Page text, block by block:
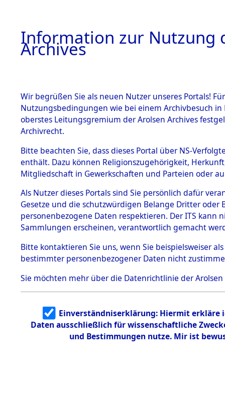
BESTÄNDE
1.
mente
5. Verschiedenes
5.3
Todesmärsche
5.3.1 Alliierte
Erhebungen
zu
Todesmärsch
en
5.3.2
Identifizierun
g
5.3.3
Todesmärsch
Information zur Nutzung
Archives
Wir begrüßen Sie als neuen Nutzer unseres Portals!
Nutzungsbedingungen wie bei einem Archivbesuch
oberstes Leitungsgremium der Arolsen Archives
Archivrecht.
Bitte beachten Sie, dass dieses Portal über NS-
enthält. Dazu können Religionszugehörigkeit,
Mitgliedschaft in Gewerkschaften und Parteien oder
Als Nutzer dieses Portals sind Sie persönlich dafür
Gesetze und die schutzwürdigen Belange Dritter
personenbezogene Daten respektieren. Der ITS
Sammlungen erscheinen, verantwortlich gemacht
Bitte kontaktieren Sie uns, wenn Sie beispielsweiser
bestimmter personenbezogener Daten nicht
Sie möchten mehr über die Datenrichtlinie der Arolsen
Einverständniserklärung: Hiermit erkläre
Daten ausschließlich für wissenschaftliche
und Bestimmungen nutze. Mir ist